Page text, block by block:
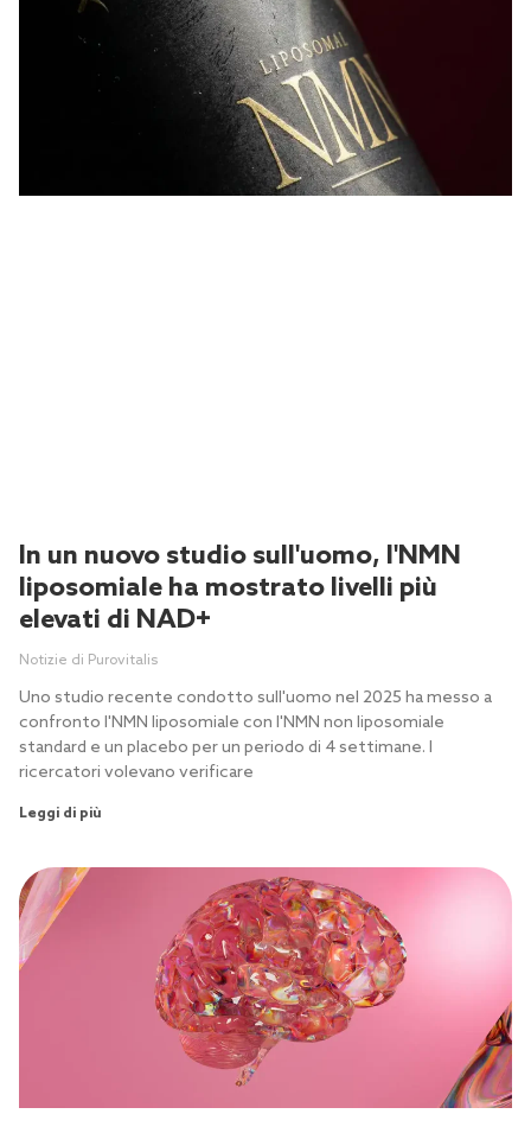
In un nuovo studio sull'uomo, l'NMN
liposomiale ha mostrato livelli più
elevati di NAD+
Notizie di Purovitalis
Uno studio recente condotto sull'uomo nel 2025 ha messo a
confronto l'NMN liposomiale con l'NMN non liposomiale
standard e un placebo per un periodo di 4 settimane. I
ricercatori volevano verificare
Leggi di più